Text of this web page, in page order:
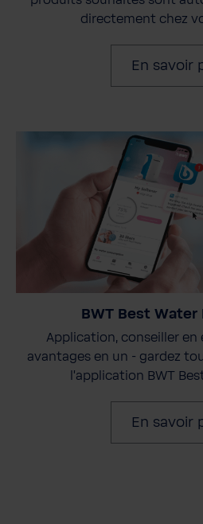
directement chez
En savoir
BWT Best Water
Application, conseiller en
avantages en un - gardez
l'application BWT
En savoir